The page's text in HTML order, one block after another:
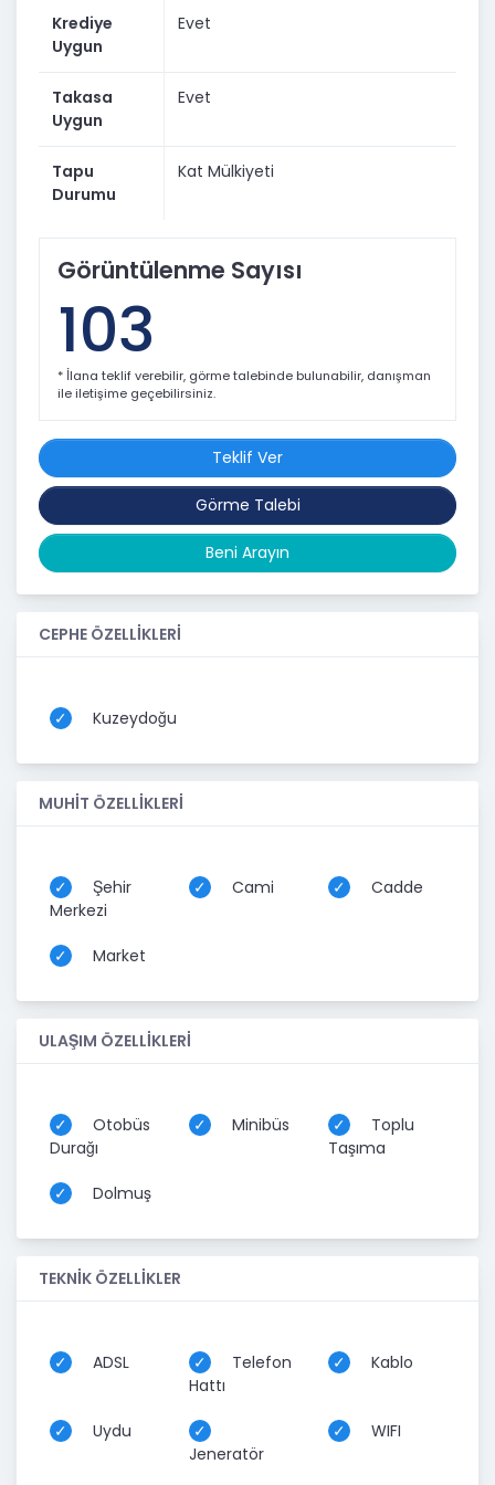
Krediye
Uygun
Evet
Takasa
Uygun
Evet
Tapu
Durumu
Kat Mülkiyeti
Görüntülenme Sayısı
103
* İlana teklif verebilir, görme talebinde bulunabilir, danışman
ile iletişime geçebilirsiniz.
Teklif Ver
Görme Talebi
Beni Arayın
CEPHE ÖZELLİKLERİ
Kuzeydoğu
MUHİT ÖZELLİKLERİ
Şehir
Merkezi
Cami Cadde
Market
ULAŞIM ÖZELLİKLERİ
Otobüs
Durağı
Minibüs
Toplu
Taşıma
Dolmuş
TEKNİK ÖZELLİKLER
ADSL
Telefon
Hattı
Kablo
Uydu
Jeneratör
WIFI